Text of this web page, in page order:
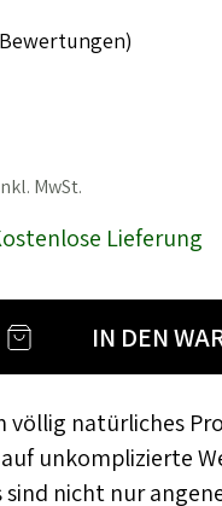
Bewertungen)
MwSt.
Lieferung
völlig natürliches
unkomplizierte
nicht nur